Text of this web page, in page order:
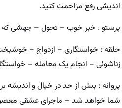
اندیشی رفع مزاحمت کنید.
پرستو : خبر خوب – تحول – جهشی که
حلقه : خواستگاری – ازدواج –
زناشوئی – انجام یک معامله –
پروانه : بیش از حد در خیال و
شما خواهد شد – ماجرای عشقی